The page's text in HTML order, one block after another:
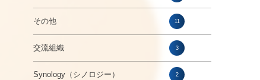
その他 11
交流組織 3
Synology（シノロジー） 2